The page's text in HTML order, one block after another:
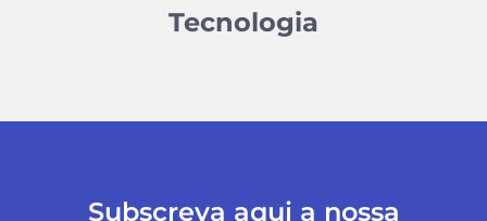
Tecnologia
Subscreva aqui a nossa